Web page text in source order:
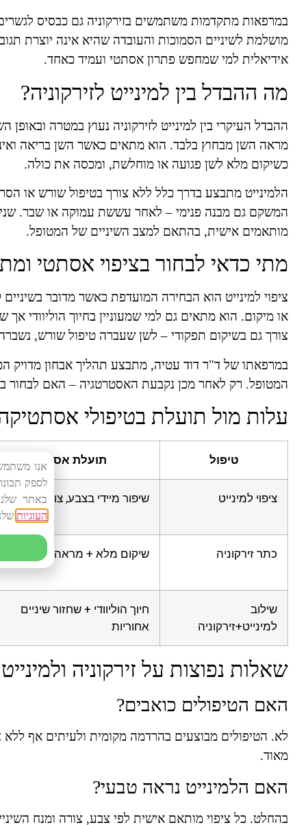
במרפאות מתקדמות משתמשים בזירקוניה גם כבסיס
מושלמת לשיניים הסמוכות והעובדה שהיא אינה יוצרת
אידיאלית למי שמחפש פתרון אסתטי ועמיד כאחד.
מה ההבדל בין למינייט לזירקוניה?
ההבדל העיקרי בין למינייט לזירקוניה נעוץ במטרה
מראה השן מבחוץ בלבד. הוא מתאים כאשר השן בריאה
כשיקום מלא לשן פגועה או מוחלשת, ומכסה את כולה.
הלמינייט מתבצע בדרך כלל ללא צורך בטיפול שורש או
המשקם גם מבנה פנימי – לאחר עששת עמוקה או שבר.
מותאמים אישית, בהתאם למצב השיניים של המטופל.
מתי כדאי לבחור בציפוי אסתטי
ציפוי למינייט הוא הבחירה המועדפת כאשר מדובר
או מיקום. הוא מתאים גם למי שמעוניין בחיוך הוליוודי
צורך גם בשיקום תפקודי – לשן שעברה טיפול שורש,
במרפאתו של ד"ר דוד עטיה, מתבצע תהליך אבחון מדויק
המטופל. רק לאחר מכן נקבעת האסטרטגיה – האם לבחור
עלות מול תועלת בטיפולי
טיפול תועלת אסתטית
ציפוי למינייט שיפור מיידי בצבע, צורה, יישור
כתר זירקוניה שיקום מלא + מראה טבעי
שילוב
למינייט+זירקוניה
חיוך הוליוודי + שחזור שיניים
אחוריות
שאלות נפוצות על זירקוניה ולמינייט
האם הטיפולים כואבים?
לא. הטיפולים מבוצעים בהרדמה מקומית ולעיתים אף ללא
מאוד.
האם הלמינייט נראה טבעי?
בהחלט. כל ציפוי מותאם אישית לפי צבע, צורה ומנח
לספק
באתר
העוגיות